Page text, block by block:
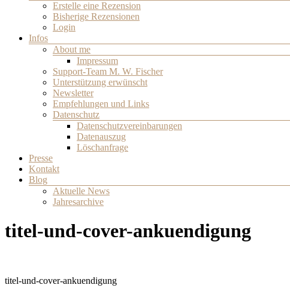
Erstelle eine Rezension
Bisherige Rezensionen
Login
Infos
About me
Impressum
Support-Team M. W. Fischer
Unterstützung erwünscht
Newsletter
Empfehlungen und Links
Datenschutz
Datenschutzvereinbarungen
Datenauszug
Löschanfrage
Presse
Kontakt
Blog
Aktuelle News
Jahresarchive
titel-und-cover-ankuendigung
titel-und-cover-ankuendigung